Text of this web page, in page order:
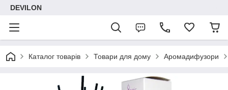
DEVILON
Каталог товарів Товари для дому Аромадифузори